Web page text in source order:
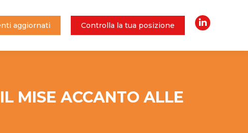
aggiornati Controlla la tua posizione Linkedin
MISE ACCANTO ALLE
aggiornati Controlla la tua posizione Linkedin